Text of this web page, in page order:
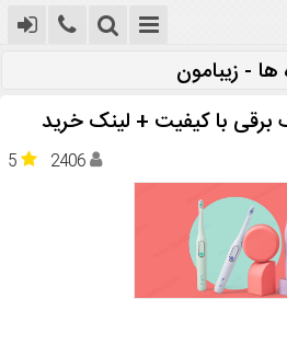
ها - زیبامون
با کیفیت + لینک خرید
5 2406